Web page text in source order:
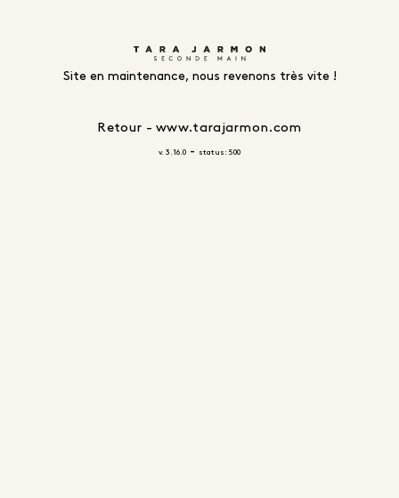
Site en maintenance, nous revenons très vite !
Retour - www.tarajarmon.com
v. 3.16.0 - status: 500